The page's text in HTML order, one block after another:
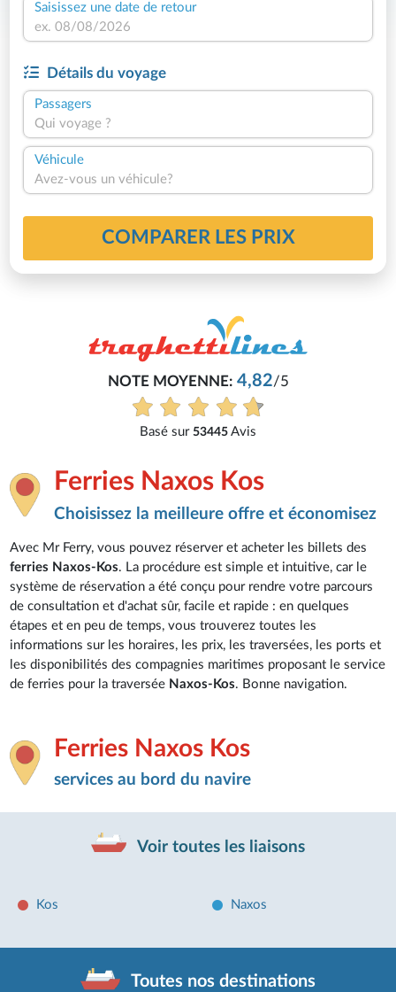
Saisissez une date de retour
Détails du voyage
Passagers
Qui voyage ?
Véhicule
Avez-vous un véhicule?
COMPARER LES PRIX
NOTE MOYENNE:4,82/5
Basé sur 53445 Avis
Ferries Naxos Kos
Choisissez la meilleure offre et économisez
Avec Mr Ferry, vous pouvez réserver et acheter les billets des
ferries Naxos-Kos. La procédure est simple et intuitive, car le
système de réservation a été conçu pour rendre votre parcours
de consultation et d'achat sûr, facile et rapide : en quelques
étapes et en peu de temps, vous trouverez toutes les
informations sur les horaires, les prix, les traversées, les ports et
les disponibilités des compagnies maritimes proposant le service
de ferries pour la traversée Naxos-Kos. Bonne navigation.
Ferries Naxos Kos
services au bord du navire
Voir toutes les liaisons
Kos Naxos
Toutes nos destinations